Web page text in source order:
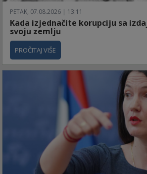
PETAK, 07.08.2026 | 13:11
Kada izjednačite korupciju sa
svoju zemlju
PROČITAJ VIŠE